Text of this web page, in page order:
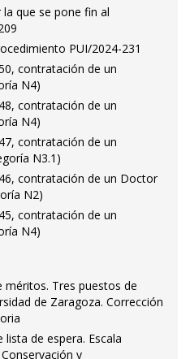
que se pone fin al
PUI/2024-231
contratación de un
N4)
contratación de un
N4)
contratación de un
N3.1)
contratación de un Doctor
N2)
contratación de un
N4)
méritos. Tres puestos de
de Zaragoza. Corrección
de espera. Escala
y